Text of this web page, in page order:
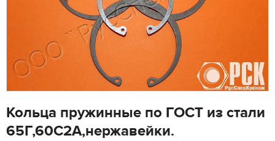
Кольца пружинные по ГОСТ из стали
65Г,60С2А,нержавейки.